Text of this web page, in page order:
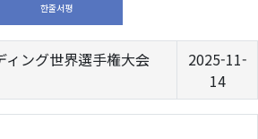
한줄서평
ィング世界選手権大会
2025-11-
14